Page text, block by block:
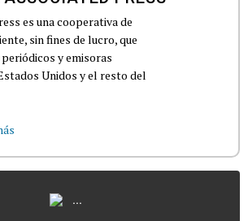
es una cooperativa de
sin fines de lucro, que
y emisoras
Unidos y el resto del
...